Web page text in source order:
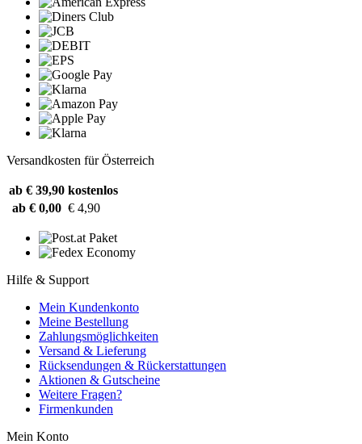
Versandkosten für Österreich
ab € 39,90 kostenlos
ab € 0,00 € 4,90
Hilfe & Support
Mein Kundenkonto
Meine Bestellung
Zahlungsmöglichkeiten
Versand & Lieferung
Rücksendungen & Rückerstattungen
Aktionen & Gutscheine
Weitere Fragen?
Firmenkunden
Mein Konto